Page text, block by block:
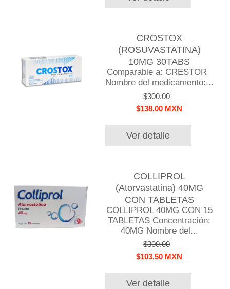
CROSTOX
(ROSUVASTATINA)
10MG 30TABS
Comparable a: CRESTOR
Nombre del medicamento:...
$300.00
$138.00 MXN
Ver detalle
COLLIPROL
(Atorvastatina) 40MG
CON TABLETAS
COLLIPROL 40MG CON 15
TABLETAS Concentración:
40MG Nombre del...
$300.00
$103.50 MXN
Ver detalle